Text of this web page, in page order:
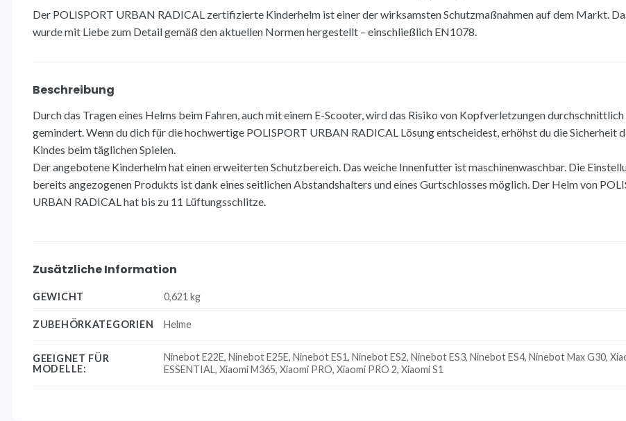
Der POLISPORT URBAN RADICAL zertifizierte Kinderhelm ist einer der wirksamsten Schutzmaßnahmen auf dem Markt.
wurde mit Liebe zum Detail gemäß den aktuellen Normen hergestellt – einschließlich EN1078.
Beschreibung
Durch das Tragen eines Helms beim Fahren, auch mit einem E-Scooter, wird das Risiko von Kopfverletzungen
gemindert. Wenn du dich für die hochwertige POLISPORT URBAN RADICAL Lösung entscheidest, erhöhst du die Sicherheit
Kindes beim täglichen Spielen.
Der angebotene Kinderhelm hat einen erweiterten Schutzbereich. Das weiche Innenfutter ist maschinenwaschbar. Die
bereits angezogenen Produkts ist dank eines seitlichen Abstandshalters und eines Gurtschlosses möglich. Der Helm von
URBAN RADICAL hat bis zu 11 Lüftungsschlitze.
Zusätzliche Information
GEWICHT 0,621 kg
ZUBEHÖRKATEGORIEN Helme
GEEIGNET FÜR
MODELLE:
Ninebot E22E, Ninebot E25E, Ninebot ES1, Ninebot ES2, Ninebot ES3, Ninebot ES4, Ninebot Max G30,
ESSENTIAL, Xiaomi M365, Xiaomi PRO, Xiaomi PRO 2, Xiaomi S1